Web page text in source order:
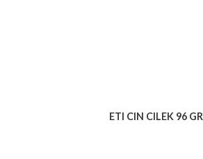
ETI CIN CILEK 96 GR